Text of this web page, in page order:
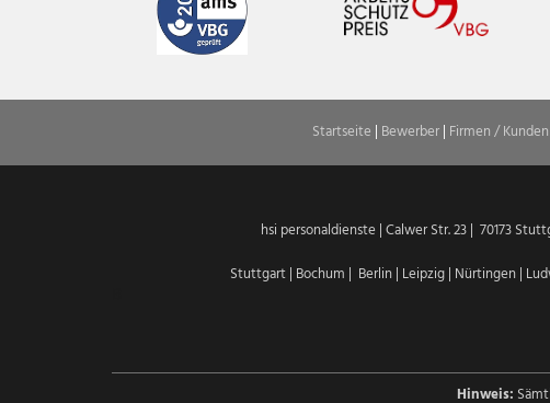
Startseite | Bewerber| Firmen / Kunden
hsi personaldienste | Calwer Str. 23 | 70173
Stuttgart| Bochum | Berlin| Leipzig| Nürtingen|
Hinweis: